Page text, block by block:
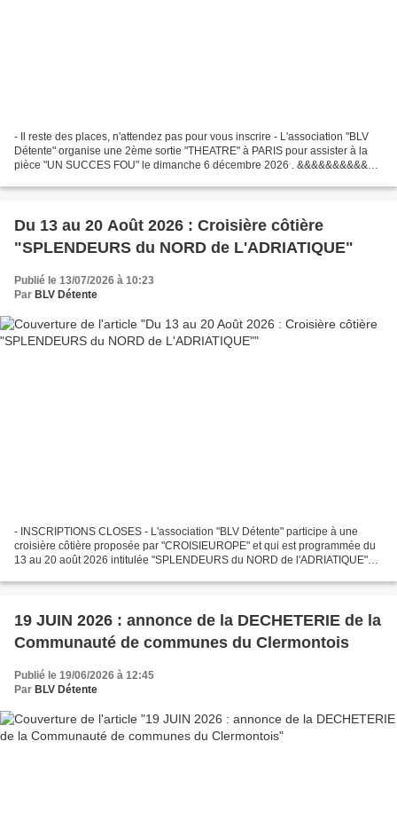
- Il reste des places, n'attendez pas pour vous inscrire - L'association "BLV
Détente" organise une 2ème sortie "THEATRE" à PARIS pour assister à la
pièce "UN SUCCES FOU" le dimanche 6 décembre 2026 . &&&&&&&&&&
Du 13 au 20 Août 2026 : Croisière côtière
"SPLENDEURS du NORD de L'ADRIATIQUE"
Publié le 13/07/2026 à 10:23
Par BLV Détente
- INSCRIPTIONS CLOSES - L'association "BLV Détente" participe à une
croisière côtière proposée par "CROISIEUROPE" et qui est programmée du
13 au 20 août 2026 intitulée "SPLENDEURS du NORD de l'ADRIATIQUE"
19 JUIN 2026 : annonce de la DECHETERIE de la
Communauté de communes du Clermontois
Publié le 19/06/2026 à 12:45
Par BLV Détente